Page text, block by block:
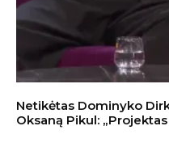
Netikėtas Dominyko
Oksaną Pikul: